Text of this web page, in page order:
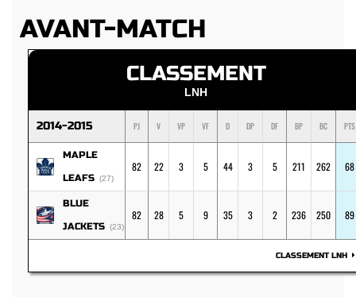
AVANT-MATCH
CLASSEMENT
LNH
2014-2015 PJ V VP VF D DP DF BP BC PTS
MAPLE
LEAFS (27)
82 22 3 5 44 3 5 211 262 68
BLUE
JACKETS (23)
82 28 5 9 35 3 2 236 250 89
CLASSEMENT LNH